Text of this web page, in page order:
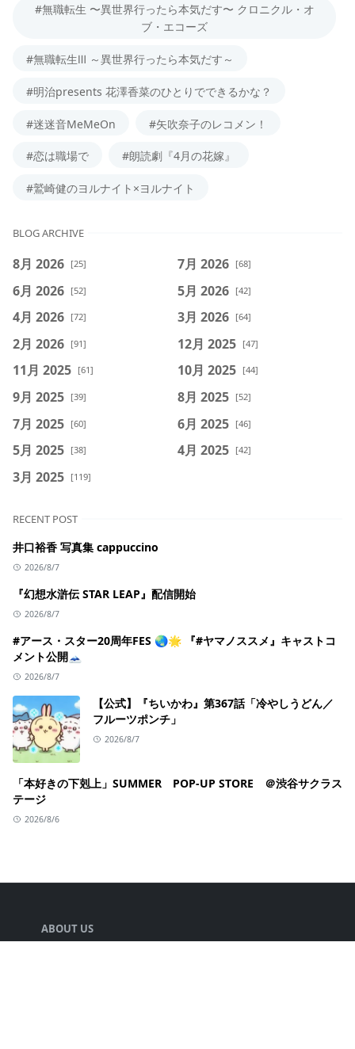
#無職転生 〜異世界行ったら本気だす〜 クロニクル・オ
ブ・エコーズ
#無職転生Ⅲ ～異世界行ったら本気だす～
#明治presents 花澤香菜のひとりでできるかな？
#迷迷音MeMeOn #矢吹奈子のレコメン！
#恋は職場で #朗読劇『4月の花嫁』
#鷲崎健のヨルナイト×ヨルナイト
BLOG ARCHIVE
8月 2026 [25] 7月 2026 [68]
6月 2026 [52] 5月 2026 [42]
4月 2026 [72] 3月 2026 [64]
2月 2026 [91] 12月 2025 [47]
11月 2025 [61] 10月 2025 [44]
9月 2025 [39] 8月 2025 [52]
7月 2025 [60] 6月 2025 [46]
5月 2025 [38] 4月 2025 [42]
3月 2025 [119]
RECENT POST
井口裕香 写真集 cappuccino
2026/8/7
『幻想水滸伝 STAR LEAP』配信開始
2026/8/7
#アース・スター20周年FES 🌏🌟 『#ヤマノススメ』キャストコ
メント公開🗻
2026/8/7
【公式】『ちいかわ』第367話「冷やしうどん／
フルーツポンチ」
2026/8/7
「本好きの下剋上」SUMMER POP-UP STORE ＠渋谷サクラス
テージ
2026/8/6
ABOUT US